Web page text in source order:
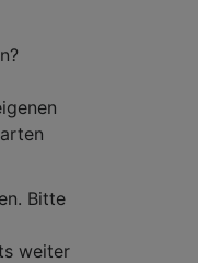
Bitte
weiter